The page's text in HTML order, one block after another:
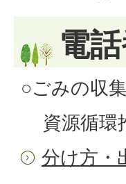
電
○ごみの収
資源循環
分け方・